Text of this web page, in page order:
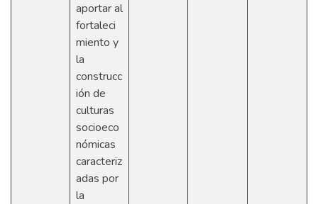
aportar al
fortaleci
miento y
la
construcc
ión de
culturas
socioeco
nómicas
caracteriz
adas por
la